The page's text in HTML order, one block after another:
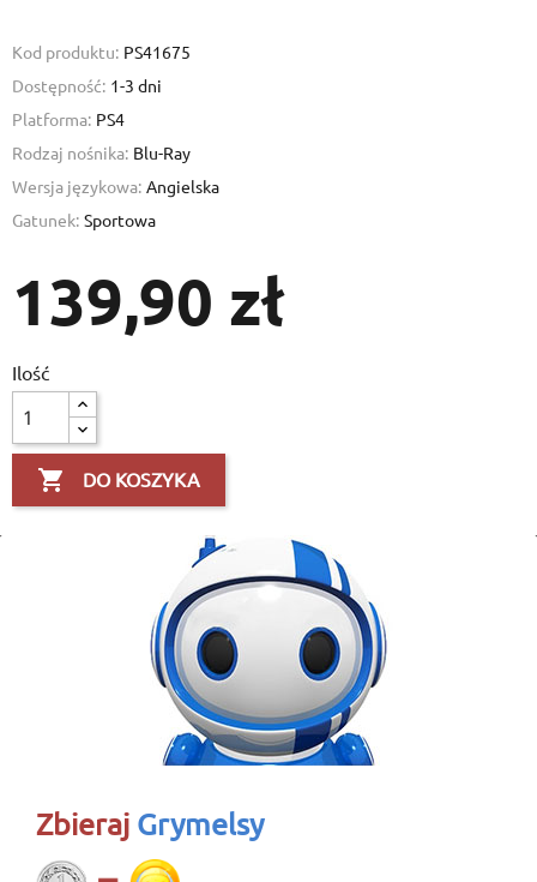
add_circle_outline Create new list
Create wishlist
Sign in
Kod produktu: PS41675
Dostępność: 1-3 dni
Platforma: PS4
Rodzaj nośnika: Blu-Ray
Wersja językowa: Angielska
Gatunek: Sportowa
139,90 zł
Ilość
 DO KOSZYKA
Zbieraj Grymelsy